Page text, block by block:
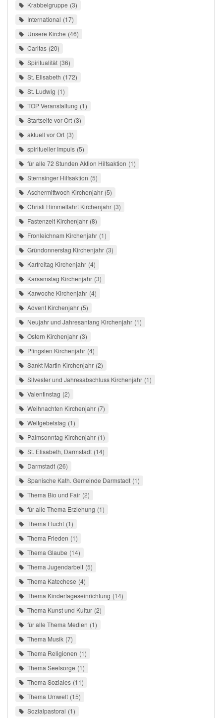
Krabbelgruppe 3
International 17
Unsere Kirche 46
Caritas 20
Spiritualität 36
St. Elisabeth 172
St. Ludwig 1
TOP Veranstaltung 1
Startseite vor Ort 3
aktuell vor Ort 3
spiritueller Impuls 5
für alle 72 Stunden Aktion Hilfsaktion 1
Sternsinger Hilfsaktion 5
Aschermittwoch Kirchenjahr 5
Christi Himmelfahrt Kirchenjahr 3
Fastenzeit Kirchenjahr 8
Fronleichnam Kirchenjahr 1
Gründonnerstag Kirchenjahr 3
Karfreitag Kirchenjahr 4
Karsamstag Kirchenjahr 3
Karwoche Kirchenjahr 4
Advent Kirchenjahr 5
Neujahr und Jahresanfang Kirchenjahr 1
Ostern Kirchenjahr 3
Pfingsten Kirchenjahr 4
Sankt Martin Kirchenjahr 2
Silvester und Jahresabschluss Kirchenjahr 1
Valentinstag 2
Weihnachten Kirchenjahr 7
Weltgebetstag 1
Palmsonntag Kirchenjahr 1
St. Elisabeth, Darmstadt 14
Darmstadt 26
Spanische Kath. Gemeinde Darmstadt 1
Thema Bio und Fair 2
für alle Thema Erziehung 1
Thema Flucht 1
Thema Frieden 1
Thema Glaube 14
Thema Jugendarbeit 5
Thema Katechese 4
Thema Kindertageseinrichtung 14
Thema Kunst und Kultur 2
für alle Thema Medien 1
Thema Musik 7
Thema Religionen 1
Thema Seelsorge 1
Thema Soziales 11
Thema Umwelt 15
Sozialpastoral 1